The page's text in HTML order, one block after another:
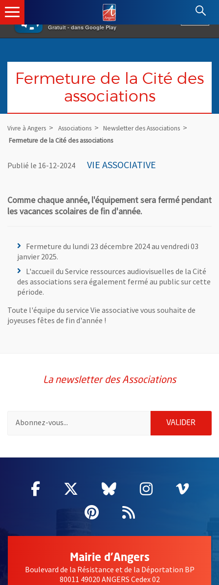
×
Gratuit - dans Google Play
Angers.fr : Retour à l'accueil
Fermeture de la Cité des
associations
Vivre à Angers Associations
Newsletter des Associations
Fermeture de la Cité des associations
Publié le 16-12-2024 VIE ASSOCIATIVE
Comme chaque année, l'équipement sera fermé pendant
les vacances scolaires de fin d'année.
Fermeture du lundi 23 décembre 2024 au vendredi 03
janvier 2025.
L'accueil du Service ressources audiovisuelles de la Cité
des associations sera également fermé au public sur cette
période.
Toute l'équipe du service Vie associative vous souhaite de
joyeuses fêtes de fin d'année !
La newsletter des Associations
VALIDER
Facebook
, Ouvre une nouvelle fenêtre
Twitter
, Ouvre une nouvelle
Bluesky
, Ouvre une
Instagram
, Ouvre
,
Pinterest
, Ouvre une
Flux RSS
Mairie d'Angers
Boulevard de la Résistance et de la Déportation BP
80011 49020 ANGERS Cedex 02